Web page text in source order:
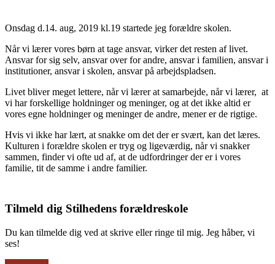
Onsdag d.14. aug, 2019 kl.19 startede jeg forældre skolen.
Når vi lærer vores børn at tage ansvar, virker det resten af livet.
Ansvar for sig selv, ansvar over for andre, ansvar i familien, ansvar i
institutioner, ansvar i skolen, ansvar på arbejdspladsen.
Livet bliver meget lettere, når vi lærer at samarbejde, når vi lærer, at
vi har forskellige holdninger og meninger, og at det ikke altid er
vores egne holdninger og meninger de andre, mener er de rigtige.
Hvis vi ikke har lært, at snakke om det der er svært, kan det læres.
Kulturen i forældre skolen er tryg og ligeværdig, når vi snakker
sammen, finder vi ofte ud af, at de udfordringer der er i vores
familie, tit de samme i andre familier.
Tilmeld dig Stilhedens forældreskole
Du kan tilmelde dig ved at skrive eller ringe til mig. Jeg håber, vi
ses!